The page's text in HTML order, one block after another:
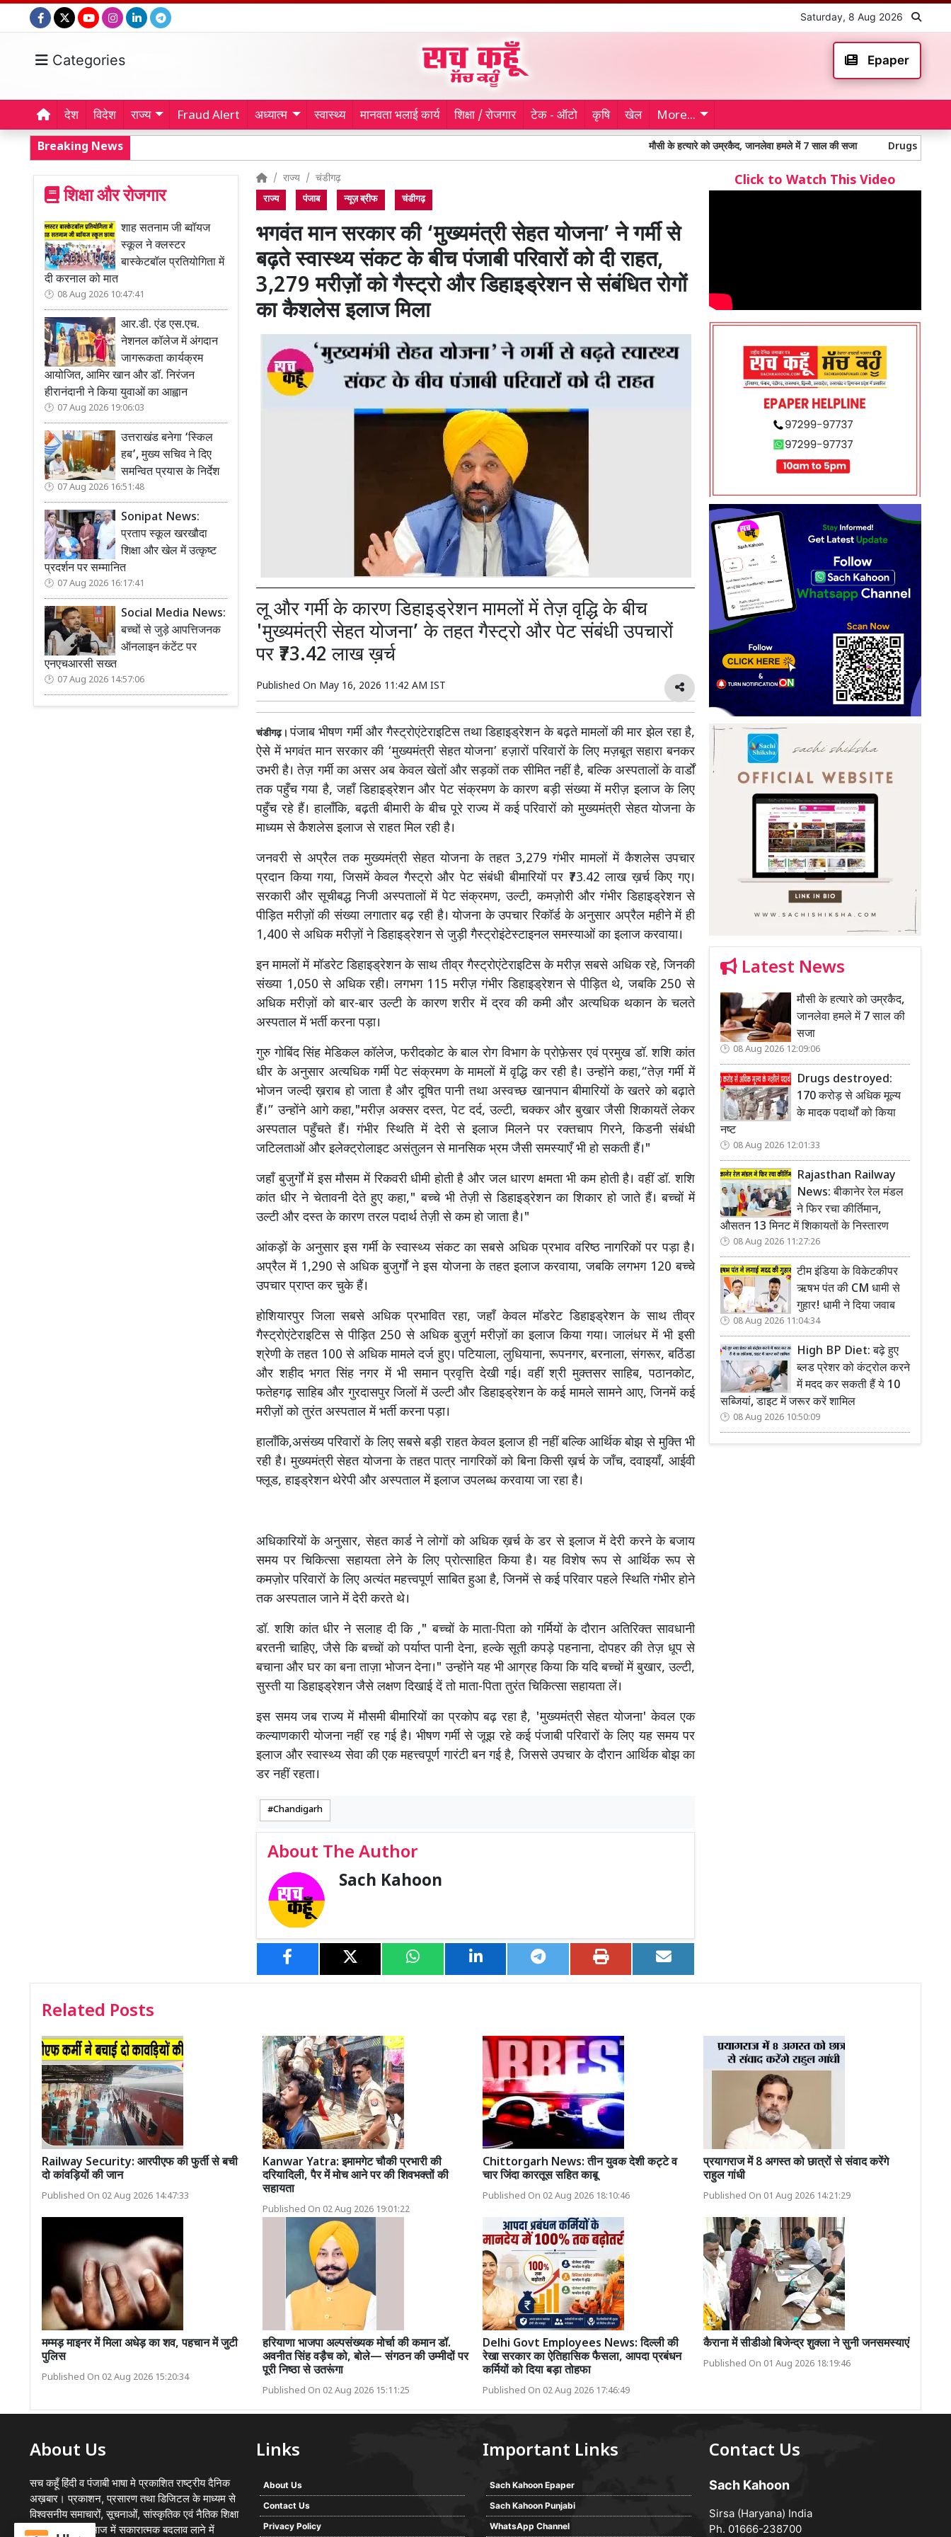
Saturday, 8 Aug 2026
Categories Epaper
देश विदेश राज्य Fraud Alert अध्यात्म स्वास्थ्य मानवता भलाई कार्य शिक्षा / रोजगार टेक - ऑटो कृषि खेल More...
Breaking News मौसी के हत्यारे को उम्रकैद, जानलेवा हमले में 7 साल की सजा Drugs destroyed: 170
शिक्षा और रोजगार
शाह सतनाम जी ब्वॉयज
स्कूल ने क्लस्टर
बास्केटबॉल प्रतियोगिता में
दी करनाल को मात
08 Aug 2026 10:47:41
आर.डी. एंड एस.एच.
नेशनल कॉलेज में अंगदान
जागरूकता कार्यक्रम
आयोजित, आमिर खान और डॉ. निरंजन
हीरानंदानी ने किया युवाओं का आह्वान
07 Aug 2026 19:06:03
उत्तराखंड बनेगा ‘स्किल
हब’, मुख्य सचिव ने दिए
समन्वित प्रयास के निर्देश
07 Aug 2026 16:51:48
Sonipat News:
प्रताप स्कूल खरखौदा
शिक्षा और खेल में उत्कृष्ट
प्रदर्शन पर सम्मानित
07 Aug 2026 16:17:41
Social Media News:
बच्चों से जुड़े आपत्तिजनक
ऑनलाइन कंटेंट पर
एनएचआरसी सख्त
07 Aug 2026 14:57:06
राज्य चंडीगढ़
राज्य पंजाब न्यूज़ ब्रीफ चंडीगढ़
भगवंत मान सरकार की ‘मुख्यमंत्री सेहत योजना’ ने गर्मी से
बढ़ते स्वास्थ्य संकट के बीच पंजाबी परिवारों को दी राहत,
3,279 मरीज़ों को गैस्ट्रो और डिहाइड्रेशन से संबंधित रोगों
का कैशलेस इलाज मिला
लू और गर्मी के कारण डिहाइड्रेशन मामलों में तेज़ वृद्धि के बीच
'मुख्यमंत्री सेहत योजना’ के तहत गैस्ट्रो और पेट संबंधी उपचारों
पर ₹73.42 लाख ख़र्च
Published On May 16, 2026 11:42 AM IST
चंडीगढ़।पंजाब भीषण गर्मी और गैस्ट्रोएंटेराइटिस तथा डिहाइड्रेशन के बढ़ते मामलों की मार झेल रहा है,
ऐसे में भगवंत मान सरकार की ‘मुख्यमंत्री सेहत योजना’ हज़ारों परिवारों के लिए मज़बूत सहारा बनकर
उभरी है। तेज़ गर्मी का असर अब केवल खेतों और सड़कों तक सीमित नहीं है, बल्कि अस्पतालों के वार्डों
तक पहुँच गया है, जहाँ डिहाइड्रेशन और पेट संक्रमण के कारण बड़ी संख्या में मरीज़ इलाज के लिए
पहुँच रहे हैं। हालाँकि, बढ़ती बीमारी के बीच पूरे राज्य में कई परिवारों को मुख्यमंत्री सेहत योजना के
माध्यम से कैशलेस इलाज से राहत मिल रही है।
जनवरी से अप्रैल तक मुख्यमंत्री सेहत योजना के तहत 3,279 गंभीर मामलों में कैशलेस उपचार
प्रदान किया गया, जिसमें केवल गैस्ट्रो और पेट संबंधी बीमारियों पर ₹73.42 लाख ख़र्च किए गए।
सरकारी और सूचीबद्ध निजी अस्पतालों में पेट संक्रमण, उल्टी, कमज़ोरी और गंभीर डिहाइड्रेशन से
पीड़ित मरीज़ों की संख्या लगातार बढ़ रही है। योजना के उपचार रिकॉर्ड के अनुसार अप्रैल महीने में ही
1,400 से अधिक मरीज़ों ने डिहाइड्रेशन से जुड़ी गैस्ट्रोइंटेस्टाइनल समस्याओं का इलाज करवाया।
इन मामलों में मॉडरेट डिहाइड्रेशन के साथ तीव्र गैस्ट्रोएंटेराइटिस के मरीज़ सबसे अधिक रहे, जिनकी
संख्या 1,050 से अधिक रही। लगभग 115 मरीज़ गंभीर डिहाइड्रेशन से पीड़ित थे, जबकि 250 से
अधिक मरीज़ों को बार-बार उल्टी के कारण शरीर में द्रव की कमी और अत्यधिक थकान के चलते
अस्पताल में भर्ती करना पड़ा।
गुरु गोबिंद सिंह मेडिकल कॉलेज, फरीदकोट के बाल रोग विभाग के प्रोफ़ेसर एवं प्रमुख डॉ. शशि कांत
धीर के अनुसार अत्यधिक गर्मी पेट संक्रमण के मामलों में वृद्धि कर रही है। उन्होंने कहा,“तेज़ गर्मी में
भोजन जल्दी ख़राब हो जाता है और दूषित पानी तथा अस्वच्छ खानपान बीमारियों के खतरे को बढ़ाते
हैं।” उन्होंने आगे कहा,"मरीज़ अक्सर दस्त, पेट दर्द, उल्टी, चक्कर और बुखार जैसी शिकायतें लेकर
अस्पताल पहुँचते हैं। गंभीर स्थिति में देरी से इलाज मिलने पर रक्तचाप गिरने, किडनी संबंधी
जटिलताओं और इलेक्ट्रोलाइट असंतुलन से मानसिक भ्रम जैसी समस्याएँ भी हो सकती हैं।"
जहाँ बुजुर्गों में इस मौसम में रिकवरी धीमी होती है और जल धारण क्षमता भी कम होती है। वहीं डॉ. शशि
कांत धीर ने चेतावनी देते हुए कहा," बच्चे भी तेज़ी से डिहाइड्रेशन का शिकार हो जाते हैं। बच्चों में
उल्टी और दस्त के कारण तरल पदार्थ तेज़ी से कम हो जाता है।"
आंकड़ों के अनुसार इस गर्मी के स्वास्थ्य संकट का सबसे अधिक प्रभाव वरिष्ठ नागरिकों पर पड़ा है।
अप्रैल में 1,290 से अधिक बुजुर्गों ने इस योजना के तहत इलाज करवाया, जबकि लगभग 120 बच्चे
उपचार प्राप्त कर चुके हैं।
होशियारपुर जिला सबसे अधिक प्रभावित रहा, जहाँ केवल मॉडरेट डिहाइड्रेशन के साथ तीव्र
गैस्ट्रोएंटेराइटिस से पीड़ित 250 से अधिक बुज़ुर्ग मरीज़ों का इलाज किया गया। जालंधर में भी इसी
श्रेणी के तहत 100 से अधिक मामले दर्ज हुए। पटियाला, लुधियाना, रूपनगर, बरनाला, संगरूर, बठिंडा
और शहीद भगत सिंह नगर में भी समान प्रवृत्ति देखी गई। वहीं श्री मुक्तसर साहिब, पठानकोट,
फतेहगढ़ साहिब और गुरदासपुर जिलों में उल्टी और डिहाइड्रेशन के कई मामले सामने आए, जिनमें कई
मरीज़ों को तुरंत अस्पताल में भर्ती करना पड़ा।
हालाँकि,असंख्य परिवारों के लिए सबसे बड़ी राहत केवल इलाज ही नहीं बल्कि आर्थिक बोझ से मुक्ति भी
रही है। मुख्यमंत्री सेहत योजना के तहत पात्र नागरिकों को बिना किसी ख़र्च के जाँच, दवाइयाँ, आईवी
फ्लूड, हाइड्रेशन थेरेपी और अस्पताल में इलाज उपलब्ध करवाया जा रहा है।
अधिकारियों के अनुसार, सेहत कार्ड ने लोगों को अधिक ख़र्च के डर से इलाज में देरी करने के बजाय
समय पर चिकित्सा सहायता लेने के लिए प्रोत्साहित किया है। यह विशेष रूप से आर्थिक रूप से
कमज़ोर परिवारों के लिए अत्यंत महत्त्वपूर्ण साबित हुआ है, जिनमें से कई परिवार पहले स्थिति गंभीर होने
तक अस्पताल जाने में देरी करते थे।
डॉ. शशि कांत धीर ने सलाह दी कि ," बच्चों के माता-पिता को गर्मियों के दौरान अतिरिक्त सावधानी
बरतनी चाहिए, जैसे कि बच्चों को पर्याप्त पानी देना, हल्के सूती कपड़े पहनाना, दोपहर की तेज़ धूप से
बचाना और घर का बना ताज़ा भोजन देना।" उन्होंने यह भी आग्रह किया कि यदि बच्चों में बुखार, उल्टी,
सुस्ती या डिहाइड्रेशन जैसे लक्षण दिखाई दें तो माता-पिता तुरंत चिकित्सा सहायता लें।
इस समय जब राज्य में मौसमी बीमारियों का प्रकोप बढ़ रहा है, 'मुख्यमंत्री सेहत योजना' केवल एक
कल्याणकारी योजना नहीं रह गई है। भीषण गर्मी से जूझ रहे कई पंजाबी परिवारों के लिए यह समय पर
इलाज और स्वास्थ्य सेवा की एक महत्त्वपूर्ण गारंटी बन गई है, जिससे उपचार के दौरान आर्थिक बोझ का
डर नहीं रहता।
Chandigarh
About The Author
Sach Kahoon
Click to Watch This Video
Latest News
मौसी के हत्यारे को उम्रकैद,
जानलेवा हमले में 7 साल की
सजा
08 Aug 2026 12:09:06
Drugs destroyed:
170 करोड़ से अधिक मूल्य
के मादक पदार्थों को किया
नष्ट
08 Aug 2026 12:01:33
Rajasthan Railway
News: बीकानेर रेल मंडल
ने फिर रचा कीर्तिमान,
औसतन 13 मिनट में शिकायतों के निस्तारण
08 Aug 2026 11:27:26
टीम इंडिया के विकेटकीपर
ऋषभ पंत की CM धामी से
गुहार! धामी ने दिया जवाब
08 Aug 2026 11:04:34
High BP Diet: बढ़े हुए
ब्लड प्रेशर को कंट्रोल करने
में मदद कर सकती हैं ये 10
सब्जियां, डाइट में जरूर करें शामिल
08 Aug 2026 10:50:09
Related Posts
Railway Security: आरपीएफ की फुर्ती से बची
दो कांवड़ियों की जान
Published On 02 Aug 2026 14:47:33
Kanwar Yatra: इमामगेट चौकी प्रभारी की
दरियादिली, पैर में मोच आने पर की शिवभक्तों की
सहायता
Published On 02 Aug 2026 19:01:22
Chittorgarh News: तीन युवक देशी कट्टे व
चार जिंदा कारतूस सहित काबू
Published On 02 Aug 2026 18:10:46
प्रयागराज में 8 अगस्त को छात्रों से संवाद करेंगे
राहुल गांधी
Published On 01 Aug 2026 14:21:29
मम्मड़ माइनर में मिला अधेड़ का शव, पहचान में जुटी
पुलिस
Published On 02 Aug 2026 15:20:34
हरियाणा भाजपा अल्पसंख्यक मोर्चा की कमान डॉ.
अवनीत सिंह वड़ैच को, बोले— संगठन की उम्मीदों पर
पूरी निष्ठा से उतरूंगा
Published On 02 Aug 2026 15:11:25
Delhi Govt Employees News: दिल्ली की
रेखा सरकार का ऐतिहासिक फैसला, आपदा प्रबंधन
कर्मियों को दिया बड़ा तोहफा
Published On 02 Aug 2026 17:46:49
कैराना में सीडीओ बिजेन्द्र शुक्ला ने सुनी जनसमस्याएं
Published On 01 Aug 2026 18:19:46
About Us
सच कहूँ हिंदी व पंजाबी भाषा मे प्रकाशित राष्ट्रीय दैनिक
अख़बार। प्रकाशन, प्रसारण तथा डिजिटल के माध्यम से
विश्वसनीय समाचारों, सूचनाओं, सांस्कृतिक एवं नैतिक शिक्षा
का प्रसार कर समाज में सकारात्मक बदलाव लाने में
Links
About Us
Contact Us
Privacy Policy
Important Links
Sach Kahoon Epaper
Sach Kahoon Punjabi
WhatsApp Channel
Contact Us
Sach Kahoon
Sirsa (Haryana) India
Ph. 01666-238700